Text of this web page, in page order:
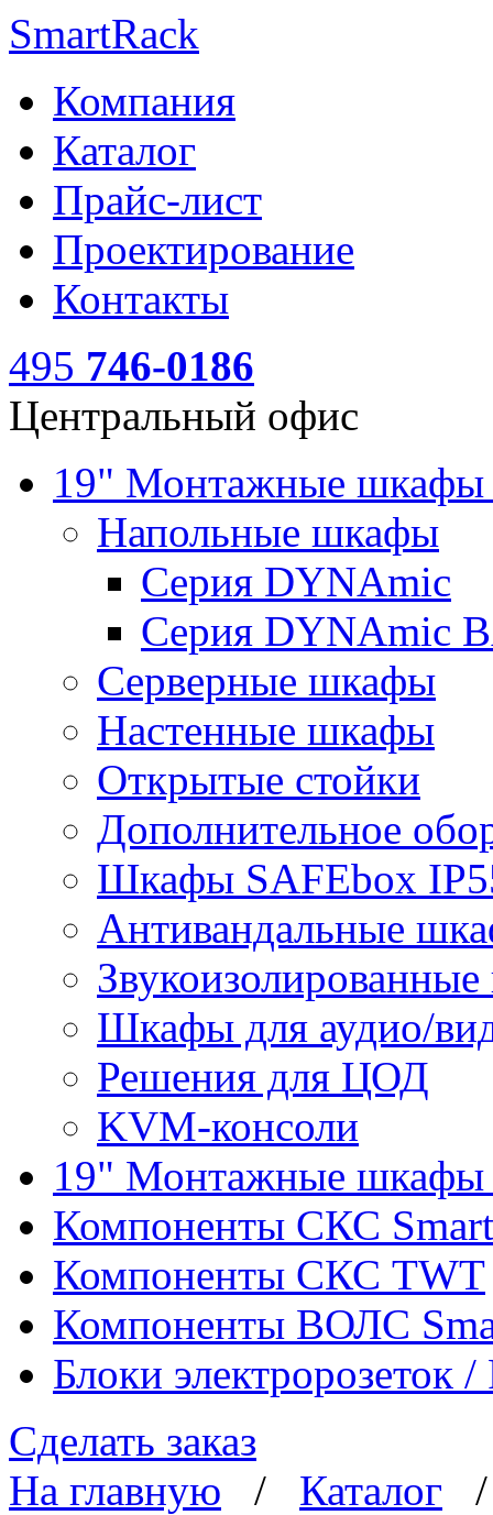
SmartRack
Компания
Каталог
Прайс-лист
Проектирование
Контакты
495 746-0186
Центральный офис
19" Монтажные
Напольные шкафы
Серия DYNAmic
Серия DYNAmic
Серверные шкафы
Настенные шкафы
Открытые стойки
Дополнительное
Шкафы SAFEbox
Антивандальные
Шкафы для аудио/
Решения для ЦОД
KVM-консоли
19" Монтажные шкафы
Компоненты СКС
Компоненты СКС TWT
Компоненты ВОЛС
Блоки электророзеток
Сделать заказ
На главную / Каталог